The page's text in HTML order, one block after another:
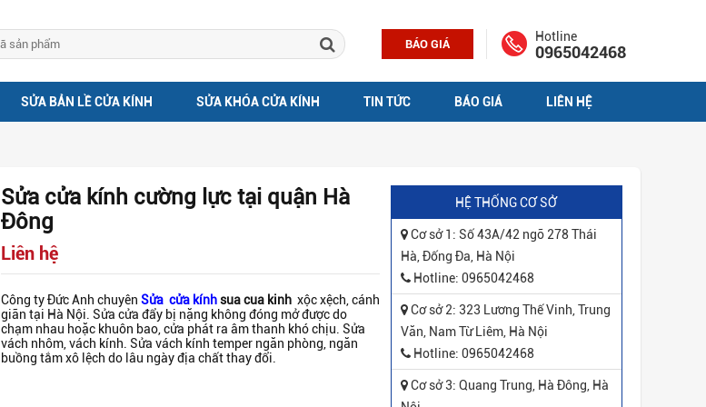
BÁO GIÁ
Hotline
0965042468
SỬA BẢN LỀ CỬA KÍNH SỬA KHÓA CỬA KÍNH TIN TỨC BÁO GIÁ LIÊN HỆ
Sửa cửa kính cường lực tại quận Hà
Đông
Liên hệ
Công ty Đức Anh chuyên Sửa cửa kính sua cua kinhxộc xệch, cánh
giãn tại Hà Nội. Sửa cửa đẩy bị nặng không đóng mở được do
chạm nhau hoặc khuôn bao, cửa phát ra âm thanh khó chịu. Sửa
vách nhôm, vách kính. Sửa vách kính temper ngăn phòng, ngăn
buồng tắm xô lệch do lâu ngày địa chất thay đổi.
HỆ THỐNG CƠ SỞ
Cơ sở 1: Số 43A/42 ngõ 278 Thái
Hà, Đống Đa, Hà Nội
Hotline: 0965042468
Cơ sở 2: 323 Lương Thế Vinh, Trung
Văn, Nam Từ Liêm, Hà Nội
Hotline: 0965042468
Cơ sở 3: Quang Trung, Hà Đông, Hà